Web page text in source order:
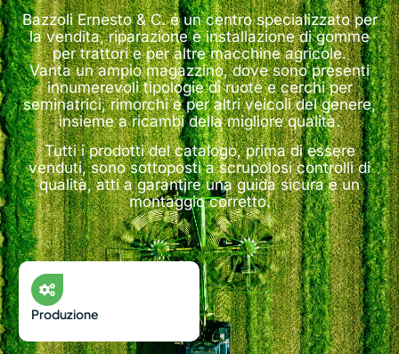
Bazzoli Ernesto & C. é un centro specializzato per
la vendita, riparazione e installazione di gomme
per trattori e per altre macchine agricole.
Vanta un ampio magazzino, dove sono presenti
innumerevoli tipologie di ruote e cerchi per
seminatrici, rimorchi e per altri veicoli del genere,
insieme a ricambi della migliore qualità.
Tutti i prodotti del catalogo, prima di essere
venduti, sono sottoposti a scrupolosi controlli di
qualità, atti a garantire una guida sicura e un
montaggio corretto.
Produzione